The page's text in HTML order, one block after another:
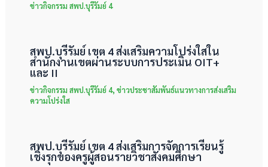
ข่าวกิจกรรม สพป.บุรีรัมย์ 4
สพป.บุรีรัมย์ เขต 4 ส่งเสริมความโปร่งใสใน
สำนักงานเขตผ่านระบบการประเมิน OIT+
และ II
ข่าวกิจกรรม สพป.บุรีรัมย์ 4, ข่าวประชาสัมพันธ์แนวทางการส่งเสริม
ความโปร่งใส
สพป.บุรีรัมย์ เขต 4 ส่งเสริมการจัดการเรียนรู้
เชิงรุกของครูผู้สอนรายวิชาสังคมศึกษา